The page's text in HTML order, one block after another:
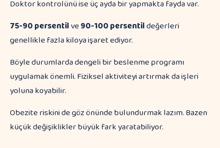
Doktor kontrolünü ise üç ayda bir yapmakta fayda var.
75-90 persentilve90-100 persentildeğerleri
genellikle fazla kiloya işaret ediyor.
Böyle durumlarda dengeli bir beslenme programı
uygulamak önemli. Fiziksel aktiviteyi artırmak da işleri
yoluna koyabilir.
Obezite riskini de göz önünde bulundurmak lazım. Bazen
küçük değişiklikler büyük fark yaratabiliyor.